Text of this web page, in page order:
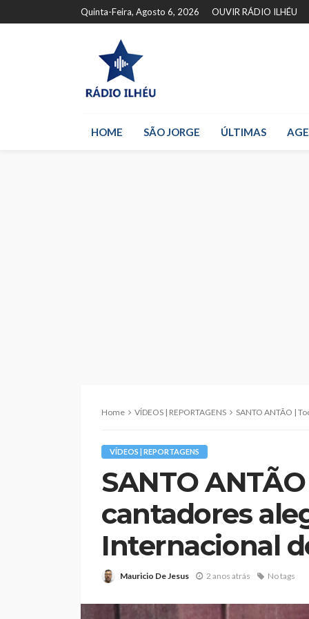
Quinta-Feira, Agosto 6, 2026 OUVIR RÁDIO ILHÉU
HOME SÃO JORGE ÚLTIMAS
Home VÍDEOS | REPORTAGENS SANTO ANTÃO | Tocadores
VÍDEOS | REPORTAGENS
SANTO
cantadores
Internacional
Mauricio De Jesus 2 anos atrás No tags